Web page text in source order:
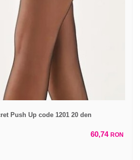
Push Up code 1201 20 den
60,74 RON